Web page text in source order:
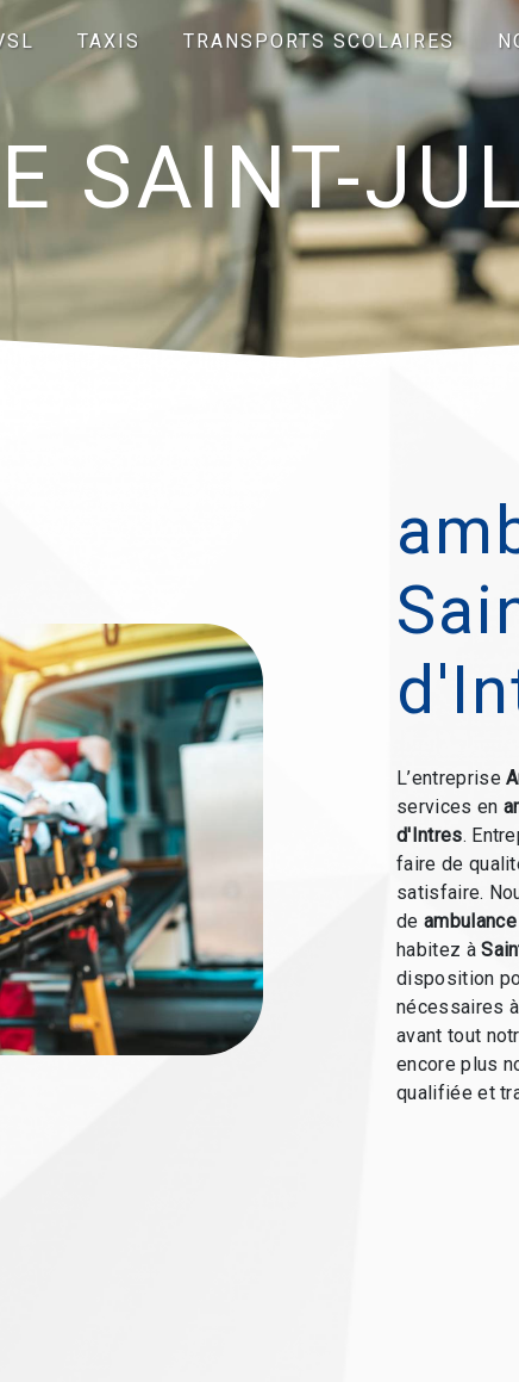
TAXIS TRANSPORTS SCOLAIRES
SAINT-
L’entreprise
services en
d'Intres.
faire de
satisfaire.
de ambulance
habitez à
disposition
nécessaires
avant tout
encore plus
qualifiée et